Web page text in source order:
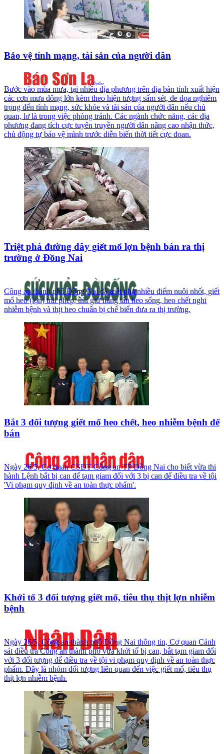
Bảo vệ tính mạng, tài sản của người dân
Bước vào mùa mưa, tại nhiều địa phương trên địa bàn tỉnh xuất hiện
các cơn mưa dông lớn kèm theo hiện tượng sấm sét, đe dọa nghiêm
trọng đến tính mạng, sức khỏe và tài sản của người dân nếu chủ
quan, lơ là trong việc phòng tránh. Các ngành chức năng, các địa
phương đang tích cực tuyên truyền người dân nâng cao nhận thức,
chủ động tự bảo vệ mình trước diễn biến thời tiết cực đoan.
Triệt phá đường dây giết mổ lợn bệnh bán ra thị
trường ở Đồng Nai
Công an thành phố Đồng Nai đã triệt phá nhiều điểm nuôi nhốt, giết
mổ heo (lợn) trái phép, thu giữ hàng tấn heo sống, heo chết nghi
nhiễm bệnh và thịt heo chuẩn bị chế biến đưa ra thị trường.
Bắt 3 đối tượng giết mổ heo chết, heo nhiễm bệnh để
bán
Ngày 26/5, Cơ quan CSĐT Công an TP Đồng Nai cho biết vừa thi
hành Lệnh bắt bị can để tạm giam đối với 3 bị can để điều tra về tội
'Vi phạm quy định về an toàn thực phẩm'.
Khởi tố 3 đối tượng giết mổ, tiêu thụ thịt lợn nhiễm
bệnh
Ngày 26/5, Công an thành phố Đồng Nai thông tin, Cơ quan Cảnh
sát điều tra Công an thành phố vừa khởi tố bị can, bắt tạm giam đối
với 3 đối tượng để điều tra về tội vi phạm quy định về an toàn thực
phẩm. Đây là nhóm đối tượng liên quan đến việc giết mổ, tiêu thụ
thịt lợn nhiễm bệnh.